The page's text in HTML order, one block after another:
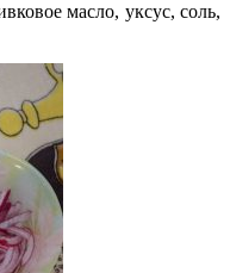
масло, уксус, соль,